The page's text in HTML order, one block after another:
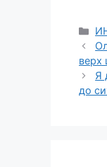
верх
Я
до